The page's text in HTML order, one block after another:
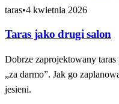
taras•4 kwietnia 2026
Taras jako drugi salon
Dobrze zaprojektowany
„za darmo”. Jak go
jesieni.